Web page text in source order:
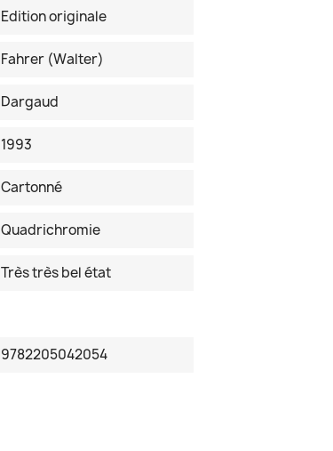
Edition originale
Fahrer (Walter)
Dargaud
1993
Cartonné
Quadrichromie
Très très bel état
9782205042054